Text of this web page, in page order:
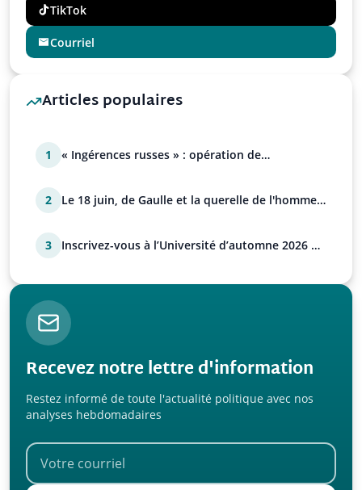
TikTok
Courriel
Articles populaires
1
« Ingérences russes » : opération de
2
Le 18 juin, de Gaulle et la querelle de l'homme
3
Inscrivez-vous à l’Université d’automne 2026 de
Recevez notre lettre d'information
Restez informé de toute l'actualité politique avec nos
analyses hebdomadaires